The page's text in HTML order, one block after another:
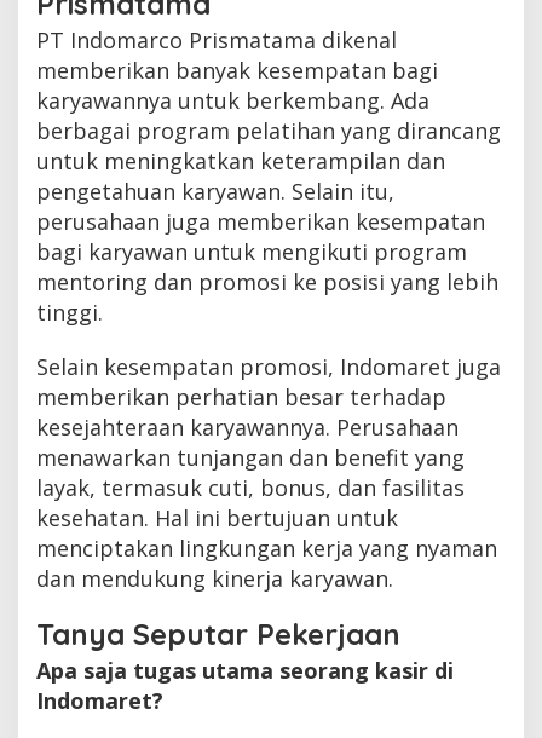
PT Indomarco Prismatama dikenal
memberikan banyak kesempatan bagi
karyawannya untuk berkembang. Ada
berbagai program pelatihan yang dirancang
untuk meningkatkan keterampilan dan
pengetahuan karyawan. Selain itu,
perusahaan juga memberikan kesempatan
bagi karyawan untuk mengikuti program
mentoring dan promosi ke posisi yang lebih
tinggi.
Selain kesempatan promosi, Indomaret juga
memberikan perhatian besar terhadap
kesejahteraan karyawannya. Perusahaan
menawarkan tunjangan dan benefit yang
layak, termasuk cuti, bonus, dan fasilitas
kesehatan. Hal ini bertujuan untuk
menciptakan lingkungan kerja yang nyaman
dan mendukung kinerja karyawan.
Tanya Seputar Pekerjaan
Apa saja tugas utama seorang kasir di
Indomaret?